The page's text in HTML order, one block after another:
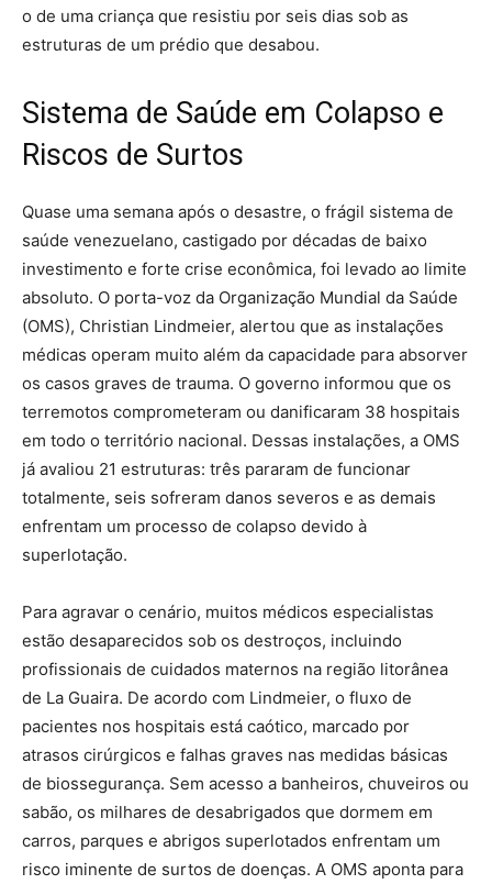
o de uma criança que resistiu por seis dias sob as
estruturas de um prédio que desabou.
Sistema de Saúde em Colapso e
Riscos de Surtos
Quase uma semana após o desastre, o frágil sistema de
saúde venezuelano, castigado por décadas de baixo
investimento e forte crise econômica, foi levado ao limite
absoluto. O porta-voz da Organização Mundial da Saúde
(OMS), Christian Lindmeier, alertou que as instalações
médicas operam muito além da capacidade para absorver
os casos graves de trauma. O governo informou que os
terremotos comprometeram ou danificaram 38 hospitais
em todo o território nacional. Dessas instalações, a OMS
já avaliou 21 estruturas: três pararam de funcionar
totalmente, seis sofreram danos severos e as demais
enfrentam um processo de colapso devido à
superlotação.
Para agravar o cenário, muitos médicos especialistas
estão desaparecidos sob os destroços, incluindo
profissionais de cuidados maternos na região litorânea
de La Guaira. De acordo com Lindmeier, o fluxo de
pacientes nos hospitais está caótico, marcado por
atrasos cirúrgicos e falhas graves nas medidas básicas
de biossegurança. Sem acesso a banheiros, chuveiros ou
sabão, os milhares de desabrigados que dormem em
carros, parques e abrigos superlotados enfrentam um
risco iminente de surtos de doenças. A OMS aponta para